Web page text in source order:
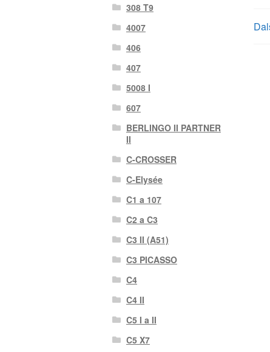
308 T9
4007
406
407
5008 I
607
BERLINGO II PARTNER
II
C-CROSSER
C-Elysée
C1 a 107
C2 a C3
C3 II (A51)
C3 PICASSO
C4
C4 II
C5 I a II
C5 X7